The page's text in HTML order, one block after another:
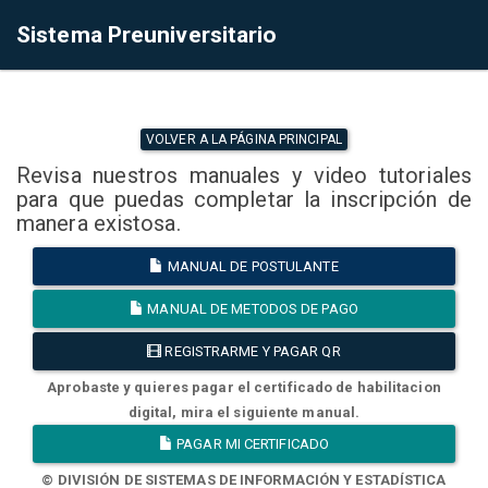
Sistema Preuniversitario
VOLVER A LA PÁGINA PRINCIPAL
Revisa nuestros manuales y video tutoriales
para que puedas completar la inscripción de
manera existosa.
MANUAL DE POSTULANTE
MANUAL DE METODOS DE PAGO
REGISTRARME Y PAGAR QR
Aprobaste y quieres pagar el certificado de habilitacion
digital, mira el siguiente manual.
PAGAR MI CERTIFICADO
© DIVISIÓN DE SISTEMAS DE INFORMACIÓN Y ESTADÍSTICA